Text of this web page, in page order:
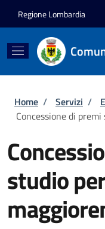
Regione Lombardia
Briciole di
Home / Servizi /
Concessione di
studio